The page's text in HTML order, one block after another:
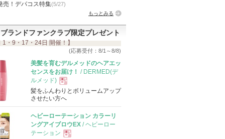
売！デパコス特集(5/27)
もっとみる
ブランドファンクラブ限定プレゼント
1・9・17・24日 開催！】
(応募受付：8/1～8/8)
美髪を育むデルメッドのヘアエッ
センスをお届け！
/ DERMED(デ
ルメッド)
現
品
髪をふんわりとボリュームアップ
させたい方へ
ヘビーローテーション カラーリ
ングアイブロウEX / ヘビーロー
テーション